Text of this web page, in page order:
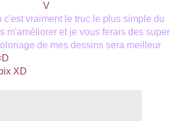
V
c'est vraiment le truc le plus simple du
m'améliorer et je vous ferais des super
de mes dessins sera meilleur